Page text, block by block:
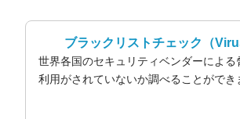
ブラックリストチェック （
世界各国のセキュリティベンダーによる
利用がされていないか調べることができ